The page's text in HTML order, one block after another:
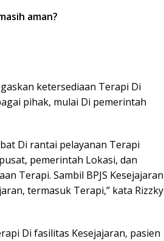
aman?
ketersediaan Terapi Di
pihak, mulai Di pemerintah
Di rantai pelayanan Terapi
pemerintah Lokasi, dan
Terapi. Sambil BPJS Kesejajaran
termasuk Terapi,” kata Rizzky
Di fasilitas Kesejajaran, pasien